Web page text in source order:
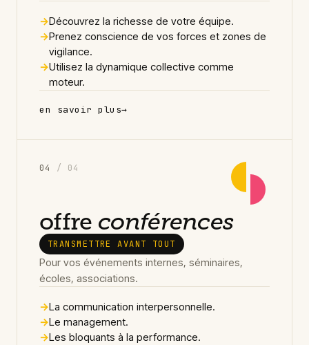
→Découvrez la richesse de votre équipe.
→Prenez conscience de vos forces et zones de
vigilance.
→Utilisez la dynamique collective comme
moteur.
en savoir plus→
04 / 04
offre conférences
TRANSMETTRE AVANT TOUT
Pour vos événements internes, séminaires,
écoles, associations.
→La communication interpersonnelle.
→Le management.
→Les bloquants à la performance.